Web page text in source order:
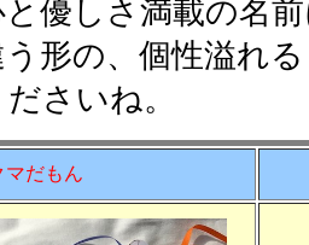
優しさ満載の名
う形の、個性溢れ
さいね。
マだもん